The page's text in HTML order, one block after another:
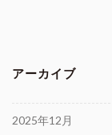
アーカイブ
2025年12月